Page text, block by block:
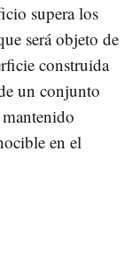
supera los
será objeto de
construida
un conjunto
en el